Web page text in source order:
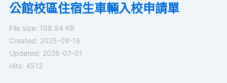
公館校區住宿生車輛入校申請單
File size: 108.54 KB
Created: 2025-09-16
Updated: 2026-07-01
Hits: 4512